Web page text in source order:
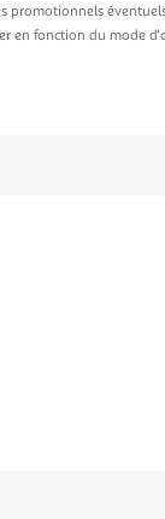
promotionnels
en fonction du mode